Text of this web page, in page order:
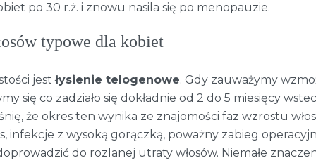
po 30 r.ż. i znowu nasila się po menopauzie.
typowe dla kobiet
jestłysienie telogenowe. Gdy zauważymy
się co zadziało się dokładnie od 2 do 5 miesięcy
że okres ten wynika ze znajomości faz wzrostu
infekcje z wysoką gorączką, poważny zabieg
do rozlanej utraty włosów. Niemałe